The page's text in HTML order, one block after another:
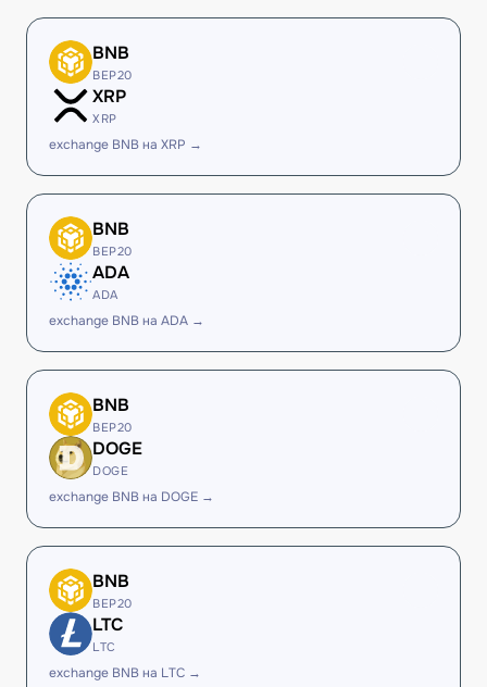
BNB
BEP20
XRP
XRP
exchange BNB на XRP →
BNB
BEP20
ADA
ADA
exchange BNB на ADA →
BNB
BEP20
DOGE
DOGE
exchange BNB на DOGE →
BNB
BEP20
LTC
LTC
exchange BNB на LTC →